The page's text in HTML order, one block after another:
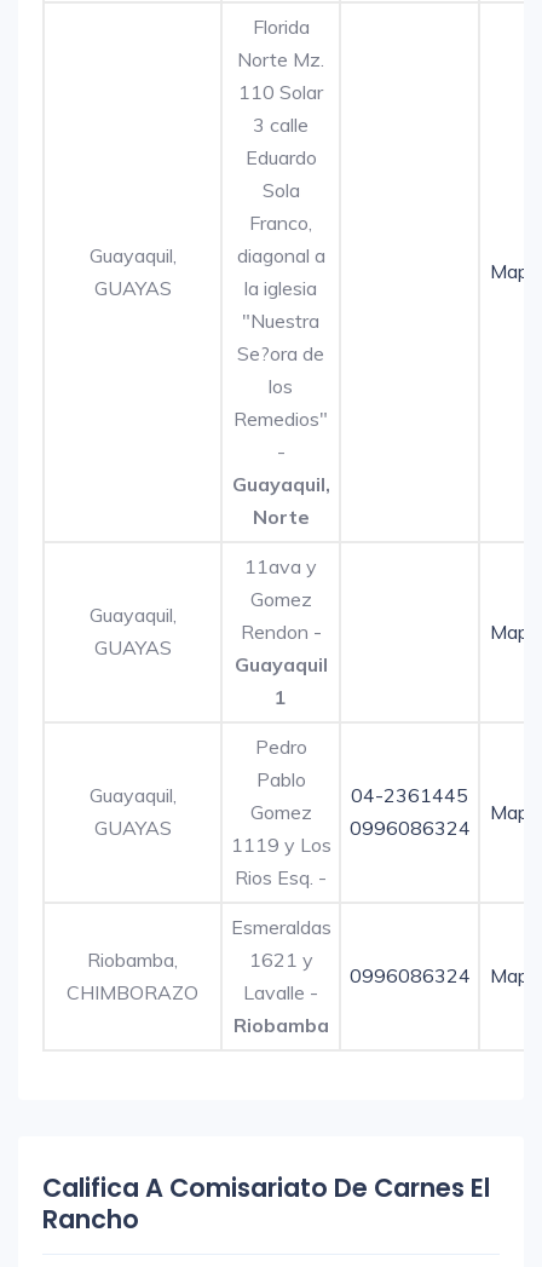
Guayaquil,
GUAYAS
Florida
Norte Mz.
110 Solar
3 calle
Eduardo
Sola
Franco,
diagonal a
la iglesia
"Nuestra
Se?ora de
los
Remedios"
-
Guayaquil,
Norte
Mapa
Guayaquil,
GUAYAS
11ava y
Gomez
Rendon -
Guayaquil
1
Mapa
Guayaquil,
GUAYAS
Pedro
Pablo
Gomez
1119 y Los
Rios Esq. -
04-2361445
0996086324
Mapa
Riobamba,
CHIMBORAZO
Esmeraldas
1621 y
Lavalle -
Riobamba
0996086324 Mapa
Califica A Comisariato De Carnes El
Rancho